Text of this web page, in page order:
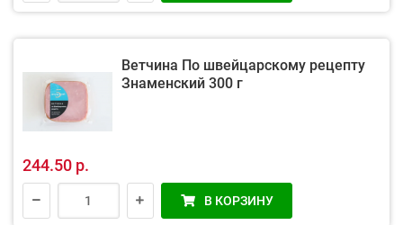
Ветчина По швейцарскому рецепту
Знаменский 300 г
244.50 р.
В КОРЗИНУ